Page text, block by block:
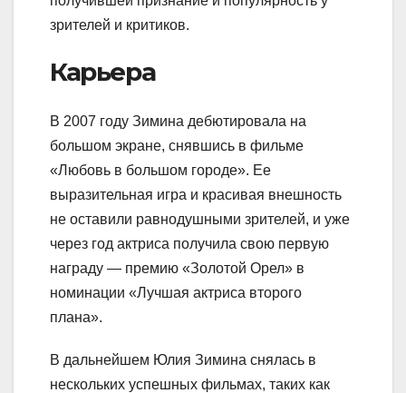
зрителей и критиков.
Карьера
В 2007 году Зимина дебютировала на
большом экране, снявшись в фильме
«Любовь в большом городе». Ее
выразительная игра и красивая внешность
не оставили равнодушными зрителей, и уже
через год актриса получила свою первую
награду — премию «Золотой Орел» в
номинации «Лучшая актриса второго
плана».
В дальнейшем Юлия Зимина снялась в
нескольких успешных фильмах, таких как